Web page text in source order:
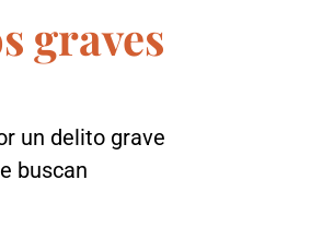
graves
un delito grave
buscan